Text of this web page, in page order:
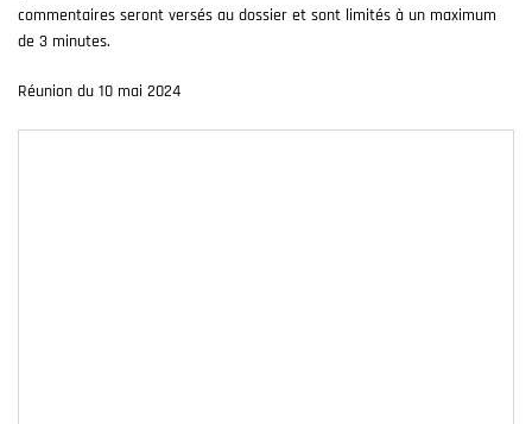
commentaires seront versés au dossier et sont limités à un maximum
de 3 minutes.
Réunion du 10 mai 2024